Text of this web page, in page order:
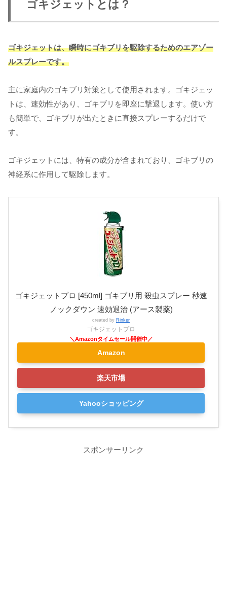
ゴキジェットとは？
ゴキジェットは、瞬時にゴキブリを駆除するためのエアゾー
ルスプレーです。
主に家庭内のゴキブリ対策として使用されます。ゴキジェッ
トは、速効性があり、ゴキブリを即座に撃退します。使い方
も簡単で、ゴキブリが出たときに直接スプレーするだけで
す。
ゴキジェットには、特有の成分が含まれており、ゴキブリの
神経系に作用して駆除します。
ゴキジェットプロ [450ml] ゴキブリ用 殺虫スプレー 秒速
ノックダウン 速効退治 (アース製薬)
created by Rinker
ゴキジェットプロ
Amazon
楽天市場
Yahooショッピング
スポンサーリンク